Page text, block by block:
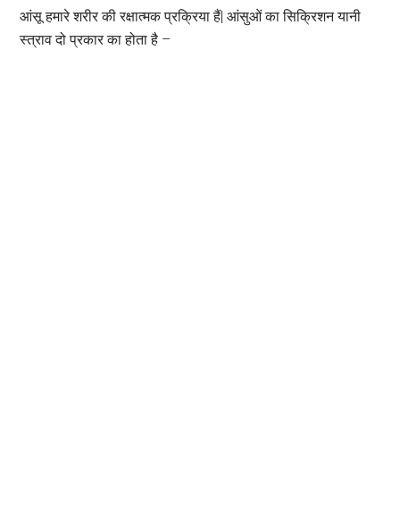
आंसू हमारे शरीर की रक्षात्मक प्रक्रिया हैं| आंसुओं का सिक्रिशन यानी
स्त्राव दो प्रकार का होता है –